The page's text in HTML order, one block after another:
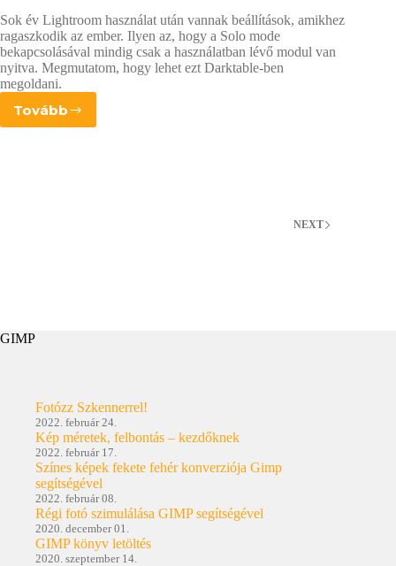
Sok év Lightroom használat után vannak beállítások, amikhez
ragaszkodik az ember. Ilyen az, hogy a Solo mode
bekapcsolásával mindig csak a használatban lévő modul van
nyitva. Megmutatom, hogy lehet ezt Darktable-ben
megoldani.
Tovább
Solo
NEXT
GIMP
Fotózz Szkennerrel!
2022. február 24.
Kép méretek, felbontás – kezdőknek
2022. február 17.
Színes képek fekete fehér konverziója Gimp
segítségével
2022. február 08.
Régi fotó szimulálása GIMP segítségével
2020. december 01.
GIMP könyv letöltés
2020. szeptember 14.